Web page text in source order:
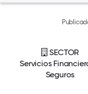
SECTOR
Servicios
Seguros